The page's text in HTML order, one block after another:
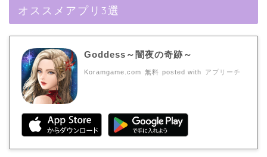
オススメアプリ3選
Goddess～闇夜の奇跡～
Koramgame.com 無料 posted with アプリーチ